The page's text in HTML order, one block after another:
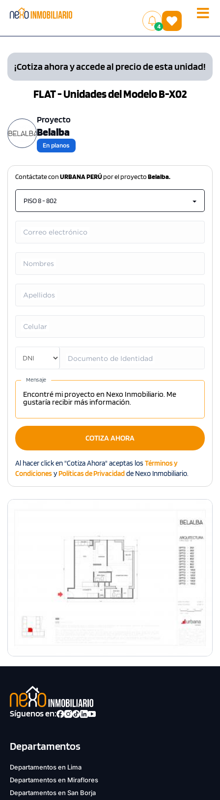
Toggle
4
()
¡Cotiza ahora y accede al precio de esta unidad!
FLAT - Unidades del Modelo B-X02
Proyecto
Belalba
En planos
Contáctate conURBANA PERÚpor el proyectoBelalba.
PISO 8 - 802
Correo electrónico
Nombres
Apellidos
Celular
Documento de Identidad
Mensaje
COTIZA AHORA
Al hacer click en "Cotiza Ahora" aceptas los Términos y
CondicionesyPolíticas de Privacidadde Nexo Inmobiliario.
Síguenos en:
Departamentos
Departamentos en Lima
Departamentos en Miraflores
Departamentos en San Borja